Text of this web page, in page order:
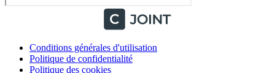
Conditions générales d'utilisation
Politique de confidentialité
Politique des cookies